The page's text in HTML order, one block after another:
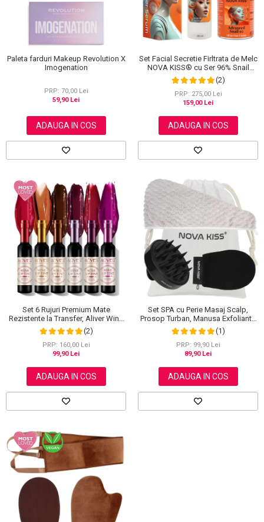
Paleta farduri Makeup Revolution X
Imogenation
PRP: 70,00 Lei
59,90 Lei
ADAUGA IN COS
Set Facial Secretie Firltrata de Melc
NOVA KISS® cu Ser 96% Snail
Power si Crema Advanced Snail 92
All in One
(2)
PRP: 275,00 Lei
159,00 Lei
ADAUGA IN COS
Set 6 Rujuri Premium Mate
Rezistente la Transfer, Aliver Wine
Lip Tint Waterproof, 7 g X 6 buc
(2)
PRP: 160,00 Lei
99,90 Lei
ADAUGA IN COS
Set SPA cu Perie Masaj Scalp,
Prosop Turban, Manusa Exfolianta
si Saculet din Bumbac, NOVA
KISS®
(1)
PRP: 99,90 Lei
89,90 Lei
ADAUGA IN COS